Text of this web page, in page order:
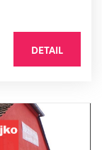
DETAIL